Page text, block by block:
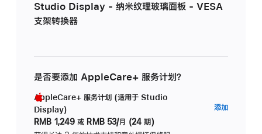
Studio Display - 纳米纹理玻璃面板 - VESA
支架转换器
是否要添加 AppleCare+ 服务计划？
AppleCare+ 服务计划 (适用于 Studio
Display)
RMB 1,249 或 RMB 53/月 (24 期)
添加